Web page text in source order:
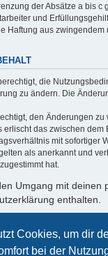
Cookies, um dir
bei der
der Absätze a bis c
und
Haftung aus
die
zu ändern. Die
den Änderungen
erlischt das zwischen dem
mit sofortiger
als anerkannt und
hat.
Umgang mit deinen
enthalten.